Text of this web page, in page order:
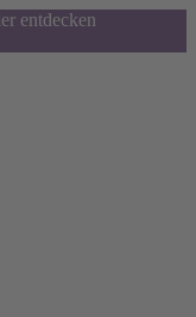
entdecken